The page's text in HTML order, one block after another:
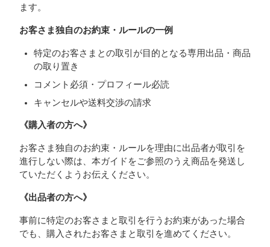
ます。
お客さま独自のお約束・ルールの一例
特定のお客さまとの取引が目的となる専用出品・商品
の取り置き
コメント必須・プロフィール必読
キャンセルや送料交渉の請求
《購入者の方へ》
お客さま独自のお約束・ルールを理由に出品者が取引を
進行しない際は、本ガイドをご参照のうえ商品を発送し
ていただくようお伝えください。
《出品者の方へ》
事前に特定のお客さまと取引を行うお約束があった場合
でも、購入されたお客さまと取引を進めてください。